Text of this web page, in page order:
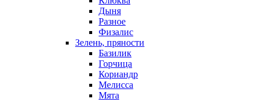
Дыня
Разное
Физалис
Зелень, пряности
Базилик
Горчица
Кориандр
Мелисса
Мята